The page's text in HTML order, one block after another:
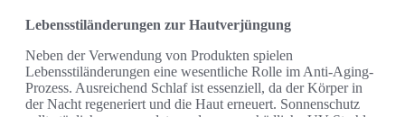
Lebensstiländerungen zur Hautverjüngung
Neben der Verwendung von Produkten spielen
Lebensstiländerungen eine wesentliche Rolle im Anti-Aging-
Prozess. Ausreichend Schlaf ist essenziell, da der Körper in
der Nacht regeneriert und die Haut erneuert. Sonnenschutz